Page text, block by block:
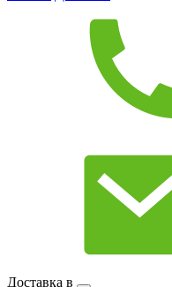
Доставка в